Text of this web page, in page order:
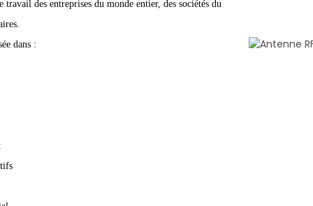
des entreprises du monde entier, des sociétés du
dans :